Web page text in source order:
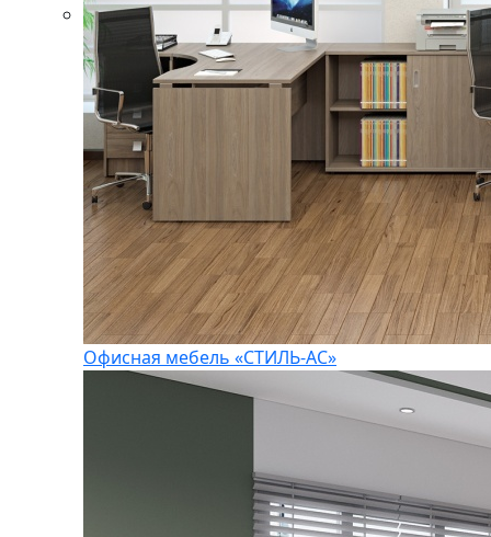
Офисная мебель «СТИЛЬ-АС»